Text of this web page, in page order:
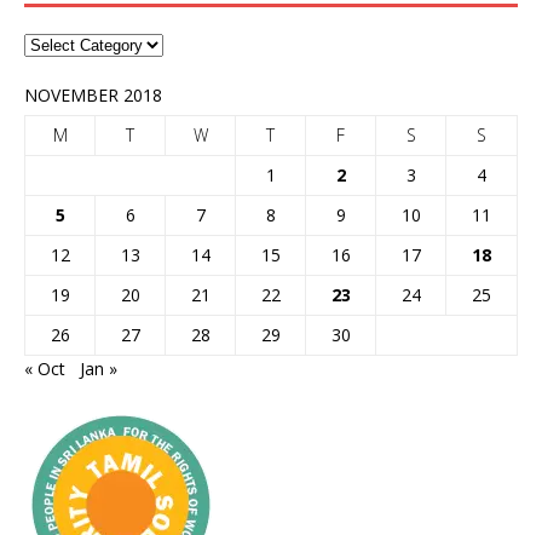
NOVEMBER 2018
M
T W T F S
S
1
2 3
4
5
6 7 8 9 10
11
12
13 14 15 16 17
18
19
20 21 22 23 24
25
26
27 28 29
30
« Oct
Jan »